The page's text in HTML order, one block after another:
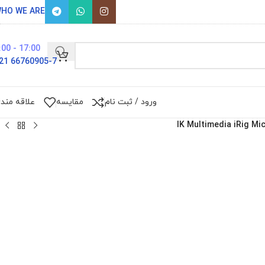
WE ARE
17:00 - 9:00
66760905-7 021
ورود / ثبت نام مقایسه علاقه
IK Multimedia iRig